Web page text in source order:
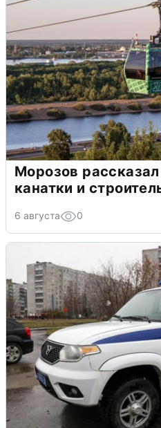
Морозов
канатки и
6 августа 0